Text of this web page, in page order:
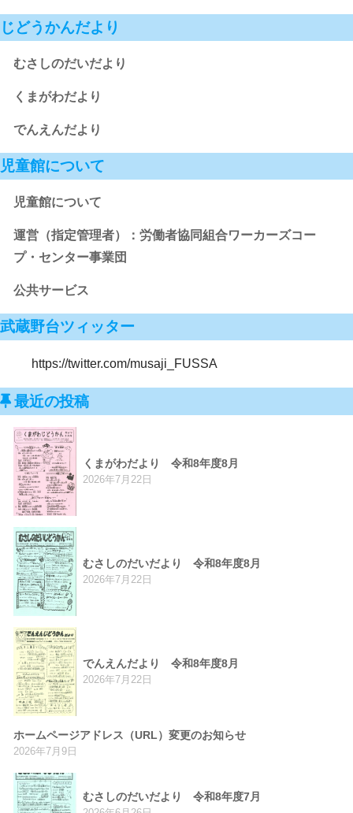
じどうかんだより
むさしのだいだより
くまがわだより
でんえんだより
児童館について
児童館について
運営（指定管理者）：労働者協同組合ワーカーズコー
プ・センター事業団
公共サービス
武蔵野台ツィッター
https://twitter.com/musaji_FUSSA
最近の投稿
くまがわだより 令和8年度8月
2026年7月22日
むさしのだいだより 令和8年度8月
2026年7月22日
でんえんだより 令和8年度8月
2026年7月22日
ホームページアドレス（URL）変更のお知らせ
2026年7月9日
むさしのだいだより 令和8年度7月